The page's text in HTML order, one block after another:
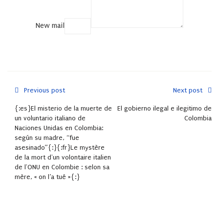
New mail
Previous post
{:es}El misterio de la muerte de
un voluntario italiano de
Naciones Unidas en Colombia:
según su madre, “fue
asesinado”{:}{:fr}Le mystère
de la mort d'un volontaire italien
de l'ONU en Colombie : selon sa
mère, « on l’a tué »{:}
Next post
El gobierno ilegal e ilegitimo de
Colombia